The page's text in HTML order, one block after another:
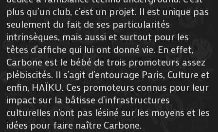
plus qu’un club, c’est un projet. Il est unique pas
seulement du fait de ses particularités
intrinsèques, mais aussi et surtout pour les
têtes d’affiche qui lui ont donné vie. En effet,
Carbone est le bébé de trois promoteurs assez
plébiscités. Il s’agit d’entourage Paris, Culture et
enfin, HAÏKU. Ces promoteurs connus pour leur
impact sur la bâtisse d’infrastructures
culturelles n’ont pas lésiné sur les moyens et les
idées pour faire naître Carbone.